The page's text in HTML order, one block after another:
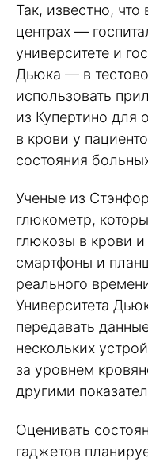
Так, известно, что
центрах —
университете и
Дьюка — в
использовать
из Купертино для
в крови у
состояния
Ученые из
глюкометр,
глюкозы в крови
смартфоны и
реального
Университета
передавать
нескольких
за уровнем
другими
Оценивать
гаджетов